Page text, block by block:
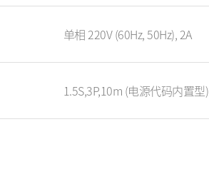
单相 220V (60Hz, 50Hz), 2A
1.5S,3P,10m (电源代码内置型)